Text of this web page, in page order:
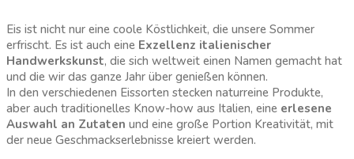
Eis ist nicht nur eine coole Köstlichkeit, die unsere Sommer
erfrischt. Es ist auch eine Exzellenz italienischer
Handwerkskunst, die sich weltweit einen Namen gemacht hat
und die wir das ganze Jahr über genießen können.
In den verschiedenen Eissorten stecken naturreine Produkte,
aber auch traditionelles Know-how aus Italien, eine erlesene
Auswahl an Zutaten und eine große Portion Kreativität, mit
der neue Geschmackserlebnisse kreiert werden.